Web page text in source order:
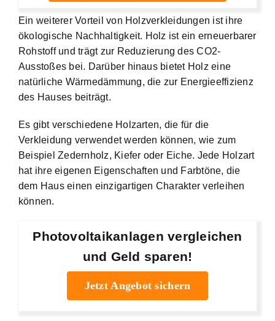
Ein weiterer Vorteil von Holzverkleidungen ist ihre
ökologische Nachhaltigkeit. Holz ist ein erneuerbarer
Rohstoff und trägt zur Reduzierung des CO2-
Ausstoßes bei. Darüber hinaus bietet Holz eine
natürliche Wärmedämmung, die zur Energieeffizienz
des Hauses beiträgt.
Es gibt verschiedene Holzarten, die für die
Verkleidung verwendet werden können, wie zum
Beispiel Zedernholz, Kiefer oder Eiche. Jede Holzart
hat ihre eigenen Eigenschaften und Farbtöne, die
dem Haus einen einzigartigen Charakter verleihen
können.
Photovoltaikanlagen vergleichen
und Geld sparen!
Jetzt Angebot sichern